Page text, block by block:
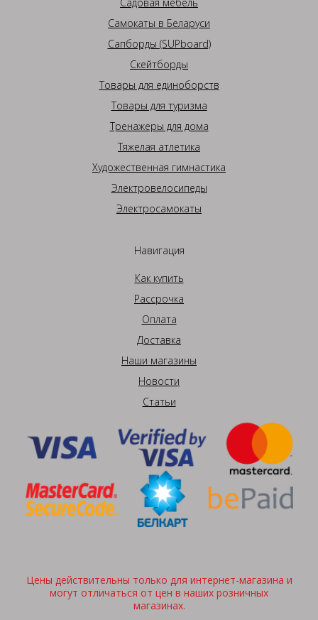
Самокаты в Беларуси
Сапборды (SUPboard)
Скейтборды
Товары для единоборств
Товары для туризма
Тренажеры для дома
Тяжелая атлетика
Художественная гимнастика
Электровелосипеды
Электросамокаты
Навигация
Как купить
Рассрочка
Оплата
Доставка
Наши магазины
Новости
Статьи
Цены действительны только для интернет-магазина и
могут отличаться от цен в наших розничных
магазинах.